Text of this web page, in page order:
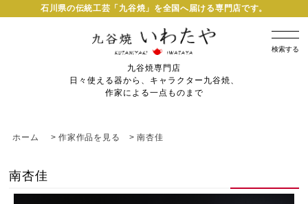
石川県の伝統工芸「九谷焼」を全国へ届ける専門店です。
検索する
九谷焼専門店
日々使える器から、キャラクター九谷焼、
作家による一点ものまで
ホーム >作家作品を見る >南杏佳
南杏佳